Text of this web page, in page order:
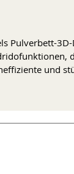
Pulverbett-
und